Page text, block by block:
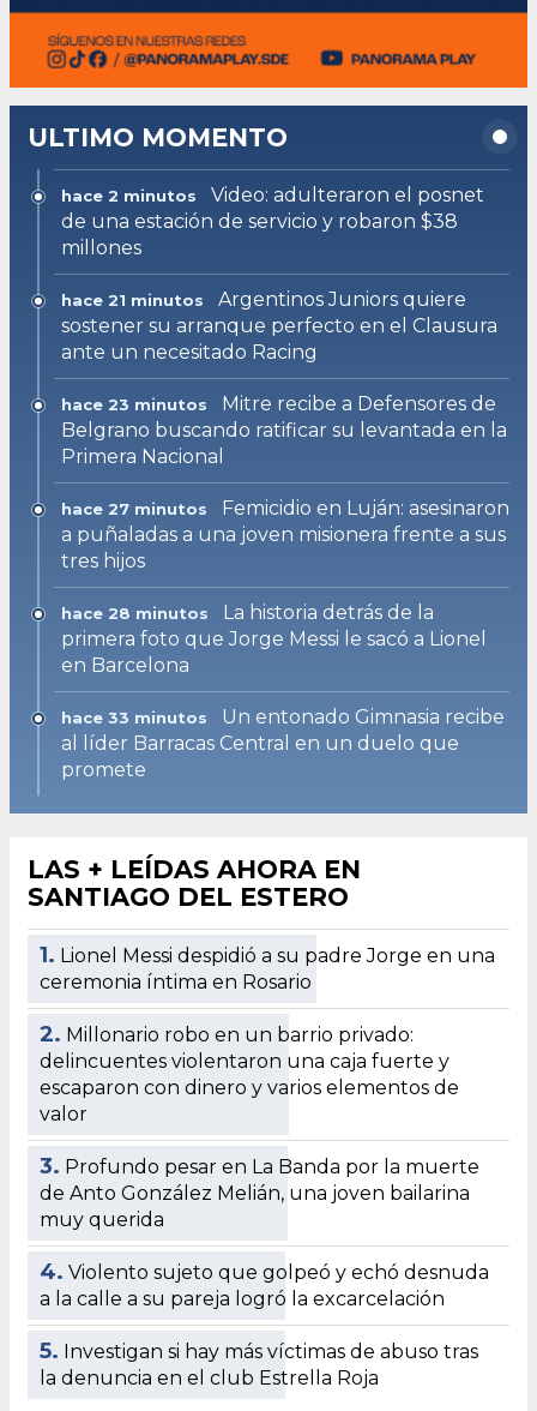
ULTIMO MOMENTO
hace 2 minutos
Video: adulteraron el posnet
de una estación de servicio y robaron $38
millones
hace 21 minutos
Argentinos Juniors quiere
sostener su arranque perfecto en el Clausura
ante un necesitado Racing
hace 23 minutos
Mitre recibe a Defensores de
Belgrano buscando ratificar su levantada en la
Primera Nacional
hace 27 minutos
Femicidio en Luján: asesinaron
a puñaladas a una joven misionera frente a sus
tres hijos
hace 28 minutos
La historia detrás de la
primera foto que Jorge Messi le sacó a Lionel
en Barcelona
hace 33 minutos
Un entonado Gimnasia recibe
al líder Barracas Central en un duelo que
promete
LAS + LEÍDAS AHORA EN
SANTIAGO DEL ESTERO
1. Lionel Messi despidió a su padre Jorge en una
ceremonia íntima en Rosario
2. Millonario robo en un barrio privado:
delincuentes violentaron una caja fuerte y
escaparon con dinero y varios elementos de
valor
3. Profundo pesar en La Banda por la muerte
de Anto González Melián, una joven bailarina
muy querida
4. Violento sujeto que golpeó y echó desnuda
a la calle a su pareja logró la excarcelación
5. Investigan si hay más víctimas de abuso tras
la denuncia en el club Estrella Roja